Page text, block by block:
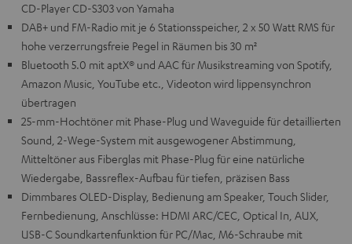
CD-Player CD-S303 von Yamaha
DAB+ und FM-Radio mit je 6 Stationsspeicher, 2 x 50 Watt RMS für
hohe verzerrungsfreie Pegel in Räumen bis 30 m²
Bluetooth 5.0 mit aptX® und AAC für Musikstreaming von Spotify,
Amazon Music, YouTube etc., Videoton wird lippensynchron
übertragen
25-mm-Hochtöner mit Phase-Plug und Waveguide für detaillierten
Sound, 2-Wege-System mit ausgewogener Abstimmung,
Mitteltöner aus Fiberglas mit Phase-Plug für eine natürliche
Wiedergabe, Bassreflex-Aufbau für tiefen, präzisen Bass
Dimmbares OLED-Display, Bedienung am Speaker, Touch Slider,
Fernbedienung, Anschlüsse: HDMI ARC/CEC, Optical In, AUX,
USB-C Soundkartenfunktion für PC/Mac, M6-Schraube mit